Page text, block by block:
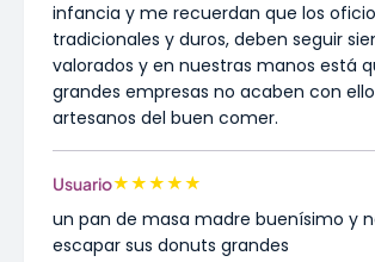
infancia y me recuerdan que los
tradicionales y duros, deben seguir
valorados y en nuestras manos está
grandes empresas no acaben con
artesanos del buen comer.
Usuario★★★★★
un pan de masa madre buenísimo y
escapar sus donuts grandes